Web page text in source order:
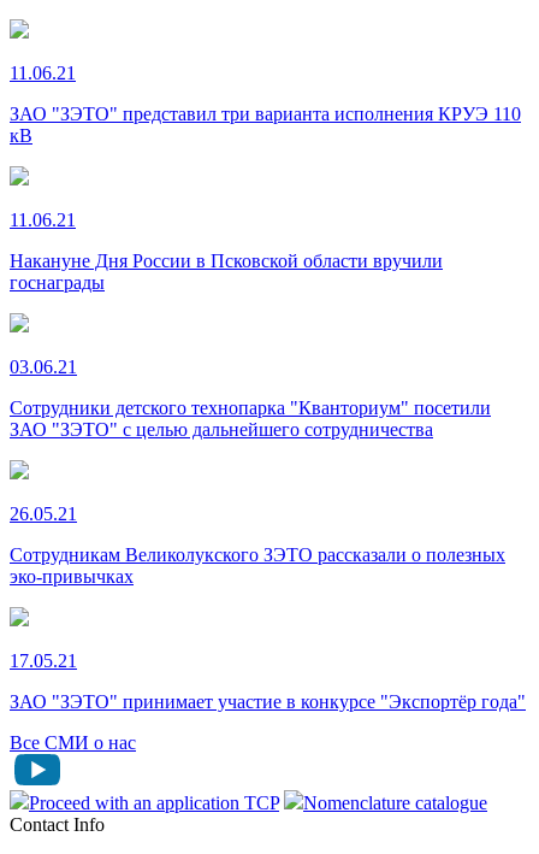
11.06.21
ЗАО "ЗЭТО" представил три варианта исполнения КРУЭ 110
кВ
11.06.21
Накануне Дня России в Псковской области вручили
госнаграды
03.06.21
Сотрудники детского технопарка "Кванториум" посетили
ЗАО "ЗЭТО" с целью дальнейшего сотрудничества
26.05.21
Сотрудникам Великолукского ЗЭТО рассказали о полезных
эко-привычках
17.05.21
ЗАО "ЗЭТО" принимает участие в конкурсе "Экспортёр года"
Все СМИ о нас
Proceed with an application TCP
Nomenclature catalogue
Contact Info